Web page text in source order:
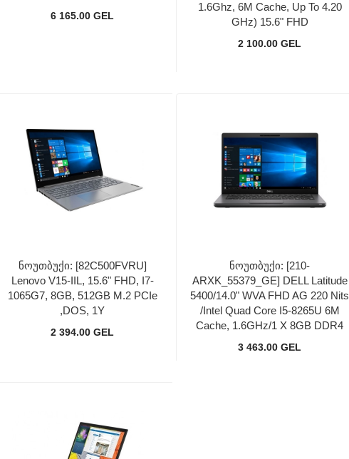
6 165.00 GEL
1.6Ghz, 6M Cache, Up To 4.20
GHz) 15.6" FHD
2 100.00 GEL
Ნოუთბუქი: [82C500FVRU]
Lenovo V15-IIL, 15.6" FHD, I7-
1065G7, 8GB, 512GB M.2 PCIe
,DOS, 1Y
2 394.00 GEL
Ნოუთბუქი: [210-
ARXK_55379_GE] DELL Latitude
5400/14.0" WVA FHD AG 220 Nits
/Intel Quad Core I5-8265U 6M
Cache, 1.6GHz/1 X 8GB DDR4
3 463.00 GEL